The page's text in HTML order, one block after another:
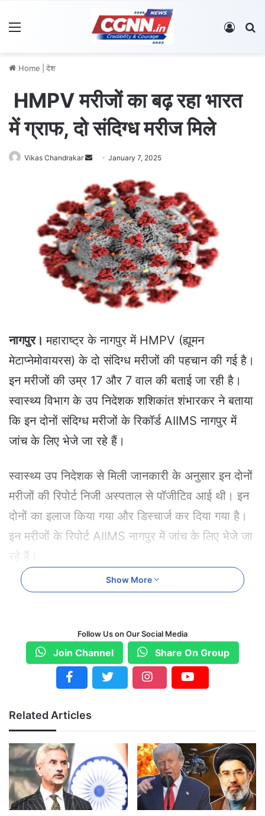
Log In
Home देश
HMPV मरीजों का बढ़ रहा भारत
में ग्राफ, दो संदिग्ध मरीज मिले
Vikas Chandrakar
n
d
a
n
e
m
a
i
l
January 7, 2025
नागपुर।महाराष्ट्र के नागपुर में HMPV (ह्यूमन
मेटाप्नेमोवायरस) के दो संदिग्ध मरीजों की पहचान की गई है।
इन मरीजों की उम्र 17 और 7 वाल की बताई जा रही है।
स्वास्थ्य विभाग के उप निदेशक शशिकांत शंभारकर ने बताया
कि इन दोनों संदिग्ध मरीजों के रिकॉर्ड AIIMS नागपुर में
जांच के लिए भेजे जा रहे हैं।
स्वास्थ्य उप निदेशक से मिली जानकारी के अनुसार इन दाेनों
मरीजों की रिपोर्ट निजी अस्पताल से पॉजीटिव आई थी। इन
दोनों का इलाज किया गया और डिस्चार्ज कर दिया गया है।
इन मरीजों के रिपोर्ट AIIMS नागपुर में जांच के लिए भेजे जा
रहे हैं।
यहां सामने आ चुका HMPV के केस
अहमदाबाद, गुजरात
केंद्रीय स्वास्थ्य मंत्री बोले घबराने की जरूरत नहीं
केंद्र सरकार के स्वास्थ्य मंत्री जेपी नड्डा ने सोमवार को
नहीं है। उन्होंने कहा कि यह वायरस 2001 में पहले पहचाना
गया था और इसमें कोई नया खतरा नहीं है। यह हवा के
जरिए फैलता है। यह सभी उम्र के लोगों को प्रभावित कर
सकता है और यह सर्दी और बसंत के महीनों में अधिक फैलता
है। नड्‌डा ने कहा, कि HMPV एक श्वसन वायरस है,
Show More
Follow Us on Our Social Media
Join Channel Share On Group
Related Articles